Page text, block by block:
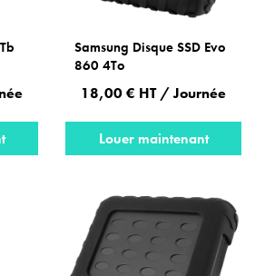
Samsung Disque SSD Evo
860 4To
18,00 € HT / Journée
Louer maintenant